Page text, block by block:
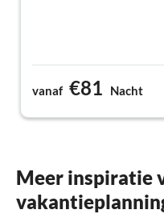
vanaf €81 Nacht
Meer inspiratie